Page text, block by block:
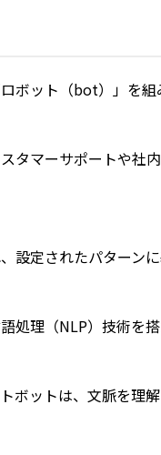
ボット（bot）」を
タマーサポートや社
設定されたパターン
処理（NLP）技術を
ボットは、文脈を理